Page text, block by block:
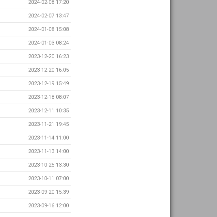
2024-02-08 17:20
2024-02-07 13:47
2024-01-08 15:08
2024-01-03 08:24
2023-12-20 16:23
2023-12-20 16:05
2023-12-19 15:49
2023-12-18 08:07
2023-12-11 10:35
2023-11-21 19:45
2023-11-14 11:00
2023-11-13 14:00
2023-10-25 13:30
2023-10-11 07:00
2023-09-20 15:39
2023-09-16 12:00